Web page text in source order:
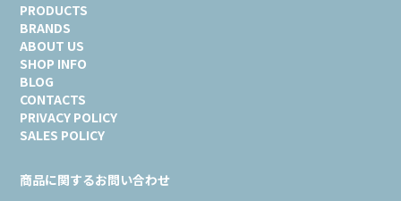
PRODUCTS
BRANDS
ABOUT US
SHOP INFO
BLOG
CONTACTS
PRIVACY POLICY
SALES POLICY
商品に関するお問い合わせ